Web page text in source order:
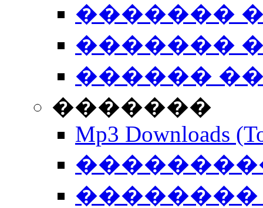
�������
�������
������
�������
Mp3 Downloads
��������